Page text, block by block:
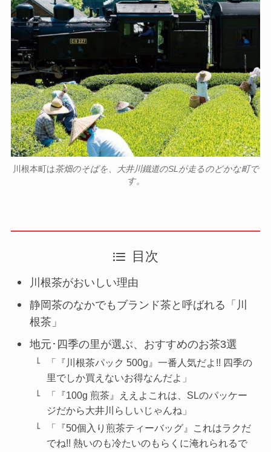
川根本町は茶畑のそばを、大井川鐵道のSLが走るのどかな町で
す。
目次
川根茶がおいしい理由
静岡茶のなかでもブランド茶と呼ばれる「川
根茶」
地元･四季の里が選ぶ、おすすめのお茶3選
「『川根茶パック 500g』一番人気だよ!! 四季の
里でしか買えないお得なんだよ」
「『100g 煎茶』ええよこれは、SLのパッケー
ジだから大井川らしいじゃんね」
「『50個入り煎茶ティーバッグ』これはラクだ
でね!! 熱いのも冷たいのもらくに淹れられるで